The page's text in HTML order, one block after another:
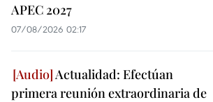
APEC 2027
07/08/2026 02:17
Actualidad: Efectúan
primera reunión extraordinaria de